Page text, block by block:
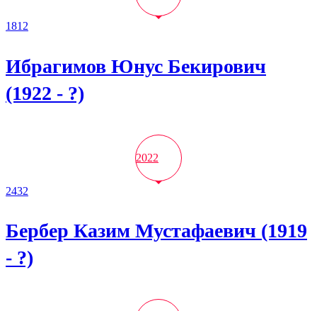
1812
Ибрагимов Юнус Бекирович
(1922 - ?)
2022
2432
Бербер Казим Мустафаевич (1919
- ?)